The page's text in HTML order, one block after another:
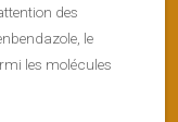
des
le
les molécules